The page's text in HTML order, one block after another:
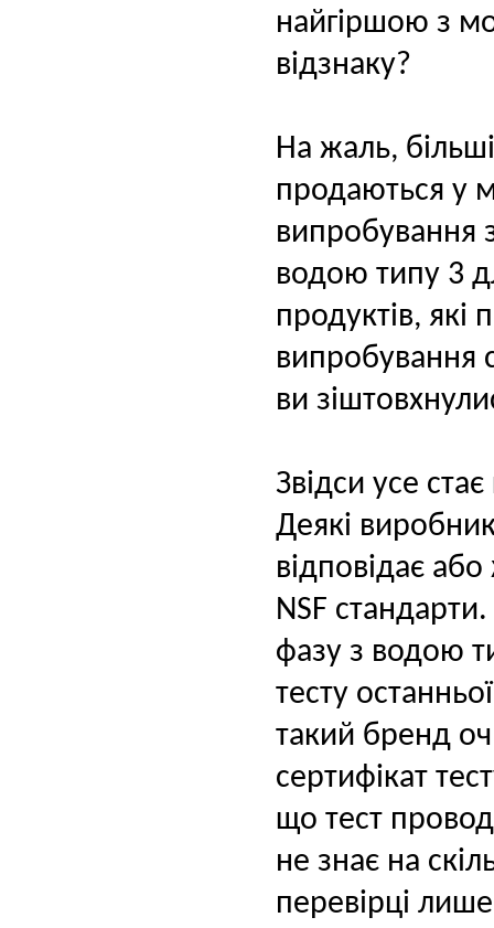
найгіршою з
відзнаку?
На жаль,
продаються у
випробування
водою типу 3
продуктів,
випробування
ви
Звідси усе
Деякі
відповідає
NSF
фазу з водою
тесту
такий бренд
сертифікат
що тест
не знає на
перевірці